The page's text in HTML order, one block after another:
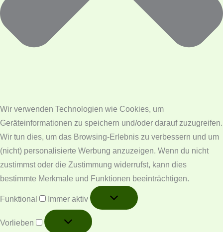
Wir verwenden Technologien wie Cookies, um
Geräteinformationen zu speichern und/oder darauf zuzugreifen.
Wir tun dies, um das Browsing-Erlebnis zu verbessern und um
(nicht) personalisierte Werbung anzuzeigen. Wenn du nicht
zustimmst oder die Zustimmung widerrufst, kann dies
bestimmte Merkmale und Funktionen beeinträchtigen.
Funktional Immer aktiv
Vorlieben